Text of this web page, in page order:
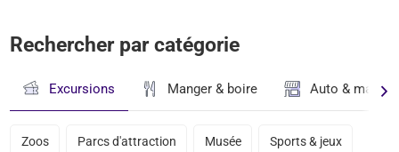
Rechercher par catégorie
Excursions Manger & boire Auto &
Zoos Parcs d'attraction Musée Sports & jeux